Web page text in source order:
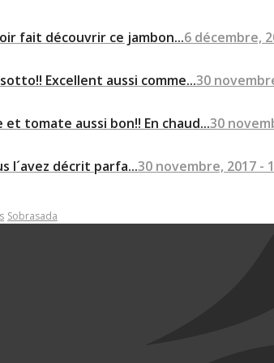
fait découvrir ce jambon...6 décembre,
Excellent aussi comme...30
tomate aussi bon!! En chaud...30
l´avez décrit parfa...30 novembre, 2017 -
Sobrasada